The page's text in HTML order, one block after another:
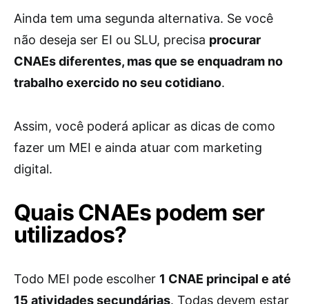
Ainda tem uma segunda alternativa. Se você
não deseja ser EI ou SLU, precisa procurar
CNAEs diferentes, mas que se enquadram no
trabalho exercido no seu cotidiano.
Assim, você poderá aplicar as dicas de como
fazer um MEI e ainda atuar com marketing
digital.
Quais CNAEs podem ser
utilizados?
Todo MEI pode escolher 1 CNAE principal e até
15 atividades secundárias. Todas devem estar